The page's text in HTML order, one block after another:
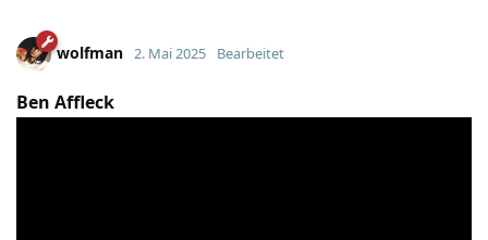
wolfman 2. Mai 2025 Bearbeitet
Ben Affleck